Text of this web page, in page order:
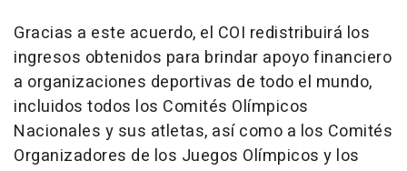
Gracias a este acuerdo, el COI redistribuirá los
ingresos obtenidos para brindar apoyo financiero
a organizaciones deportivas de todo el mundo,
incluidos todos los Comités Olímpicos
Nacionales y sus atletas, así como a los Comités
Organizadores de los Juegos Olímpicos y los